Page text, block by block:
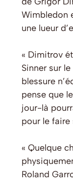
Wimbledon
une lueur
« Dimitrov
Sinner sur
blessure
pense que
jour-là
pour le faire
« Quelque
Roland